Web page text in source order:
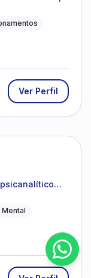
Ver Perfil
Mental